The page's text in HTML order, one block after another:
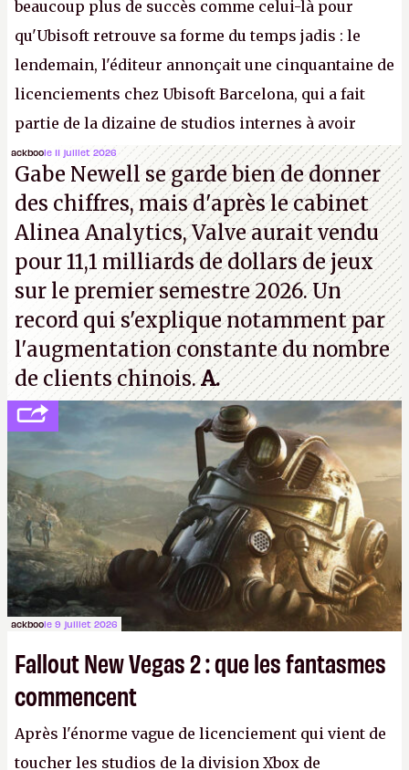
beaucoup plus de succès comme celui-là pour
qu'Ubisoft retrouve sa forme du temps jadis : le
lendemain, l'éditeur annonçait une cinquantaine de
licenciements chez Ubisoft Barcelona, qui a fait
partie de la dizaine de studios internes à avoir
travaillé sur cetAssassin's Creedsous la direction
d'Ubisoft Singapour.A.
ackboole 11 juillet 2026
Gabe Newell se garde bien de donner
des chiffres, mais d'après le cabinet
Alinea Analytics, Valve aurait vendu
pour 11,1 milliards de dollars de jeux
sur le premier semestre 2026. Un
record qui s'explique notamment par
l'augmentation constante du nombre
de clients chinois.A.
ackboole 9 juillet 2026
Fallout New Vegas 2 : que les fantasmes
commencent
Après l'énorme vague de licenciement qui vient de
toucher les studios de la division Xbox de